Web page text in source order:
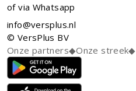
of via Whatsapp
info@versplus.nl
© VersPlus BV
Onze partners◆Onze streek◆